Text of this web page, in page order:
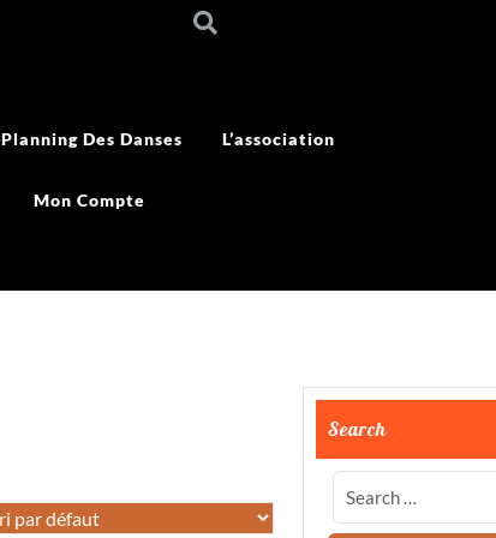
Planning Des Danses L’association
Mon Compte
Search